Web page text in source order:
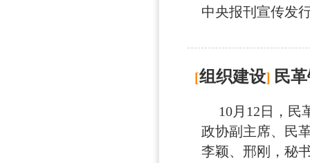
中央报刊宣传发
[组织建设] 民
10月12日，民
政协副主席、民
李颖、邢刚，秘